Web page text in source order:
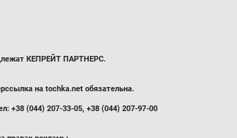
КЕПРЕЙТ ПАРТНЕРС.
на tochka.net обязательна.
+38 (044) 207-33-05, +38 (044) 207-97-00